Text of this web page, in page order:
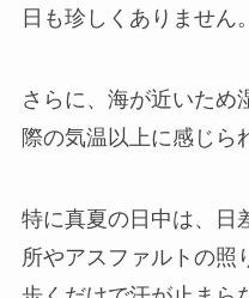
日も珍しくありません。
さらに、海が近いため
際の気温以上に感じら
特に真夏の日中は、日
所やアスファルトの照